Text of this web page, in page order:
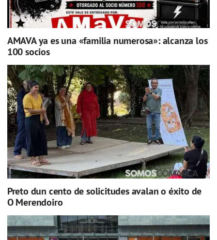
AMAVA ya es una «familia numerosa»: alcanza los
100 socios
Preto dun cento de solicitudes avalan o éxito de
O Merendoiro